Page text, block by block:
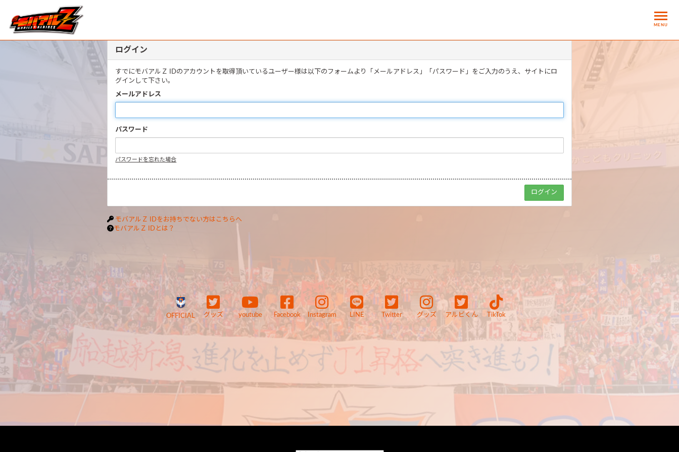
MENU
ログイン
すでにモバアルＺ IDのアカウントを取得頂いているユーザー様は以下のフォームより「メールアドレス」「パスワード」をご入力のうえ、サイトにロ
グインして下さい。
メールアドレス
パスワード
パスワードを忘れた場合
モバアルＺ IDをお持ちでない方はこちらへ
モバアルＺ IDとは？
OFFICIAL グッズ youtube Facebook Instagram LINE Twitter グッズ アルビくん TikTok